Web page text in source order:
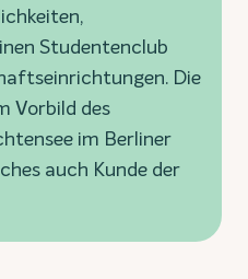
Studentenclub
Die
Vorbild des
im Berliner
auch Kunde der